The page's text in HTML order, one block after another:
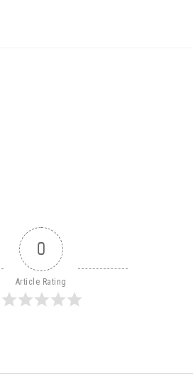
0
Article Rating